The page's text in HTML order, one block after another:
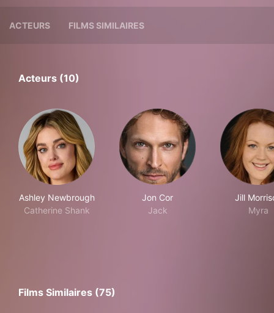
ACTEURS FILMS SIMILAIRES
Acteurs (10)
Ashley Newbrough
Catherine Shank
Jon Cor
Jack
Jill
Myra
Films Similaires (75)